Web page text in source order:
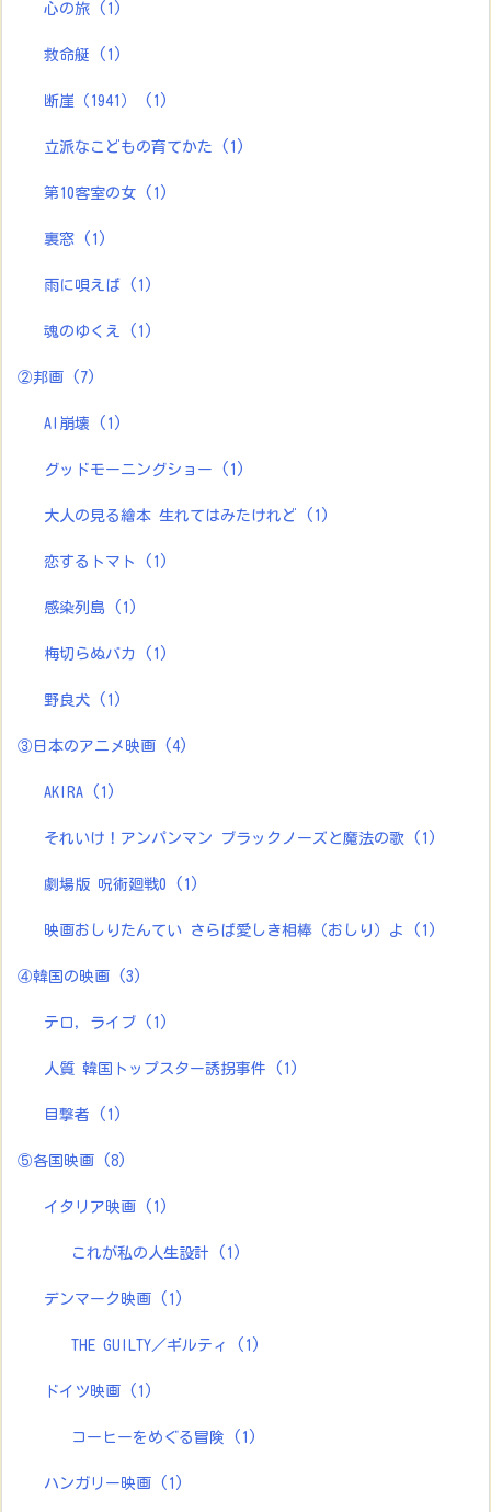
心の旅 (1)
救命艇 (1)
断崖（1941） (1)
立派なこどもの育てかた (1)
第10客室の女 (1)
裏窓 (1)
雨に唄えば (1)
魂のゆくえ (1)
②邦画 (7)
AI崩壊 (1)
グッドモーニングショー (1)
大人の見る繪本 生れてはみたけれど (1)
恋するトマト (1)
感染列島 (1)
梅切らぬバカ (1)
野良犬 (1)
③日本のアニメ映画 (4)
AKIRA (1)
それいけ！アンパンマン ブラックノーズと魔法の歌 (1)
劇場版 呪術廻戦0 (1)
映画おしりたんてい さらば愛しき相棒（おしり）よ (1)
④韓国の映画 (3)
テロ，ライブ (1)
人質 韓国トップスター誘拐事件 (1)
目撃者 (1)
⑤各国映画 (8)
イタリア映画 (1)
これが私の人生設計 (1)
デンマーク映画 (1)
THE GUILTY／ギルティ (1)
ドイツ映画 (1)
コーヒーをめぐる冒険 (1)
ハンガリー映画 (1)